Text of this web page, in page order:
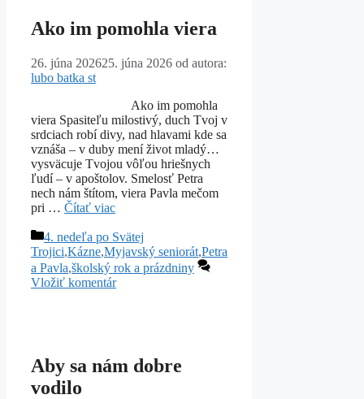
Ako im pomohla viera
26. júna 202625. júna 2026 od autora:
lubo batka st
Ako im pomohla
viera Spasiteľu milostivý, duch Tvoj v
srdciach robí divy, nad hlavami kde sa
vznáša – v duby mení život mladý…
vysväcuje Tvojou vôľou hriešnych
ľudí – v apoštolov. Smelosť Petra
nech nám štítom, viera Pavla mečom
pri … Čítať viac
Kategórie
4. nedeľa po Svätej
Trojici,Kázne,Myjavský seniorát,Petra
a Pavla,školský rok a prázdniny
Vložiť komentár
Aby sa nám dobre
vodilo